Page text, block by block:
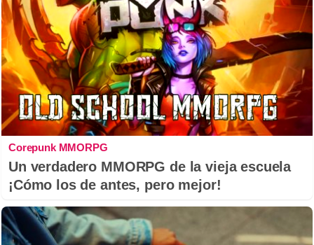
Corepunk MMORPG
Un verdadero MMORPG de la vieja escuela
¡Cómo los de antes, pero mejor!